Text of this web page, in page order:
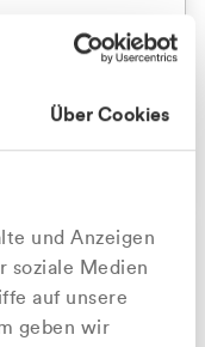
Über Cookies
und Anzeigen
soziale Medien
auf unsere
geben wir